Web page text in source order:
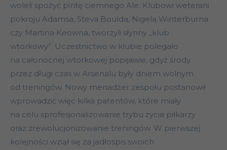
woleli spożyć pintę ciemnego Ale. Klubowi weterani
pokroju Adamsa, Steva Boulda, Nigela Winterburna
czy Martina Keowna, tworzyli słynny „klub
wtorkowy”. Uczestnictwo w klubie polegało
na całonocnej wtorkowej popijawie, gdyż środy
przez długi czas w Arsenalu były dniem wolnym
od treningów. Nowy menadżer zespołu postanowił
wprowadzić więc kilka patentów, które miały
na celu sprofesjonalizowanie trybu życia piłkarzy
oraz zrewolucjonizowanie treningów. W pierwszej
kolejności wziął się za jadłospis swoich